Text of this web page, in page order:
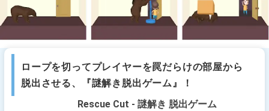
ロープを切ってプレイヤーを罠だらけの部屋から
脱出させる、『謎解き脱出ゲーム』！
Rescue Cut - 謎解き 脱出ゲーム